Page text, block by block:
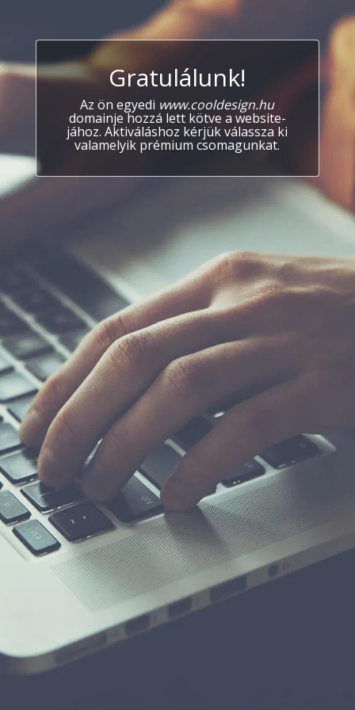
Gratulálunk!
Az ön egyedi www.cooldesign.hu
domainje hozzá lett kötve a website-
jához. Aktiváláshoz kérjük válassza ki
valamelyik prémium csomagunkat.